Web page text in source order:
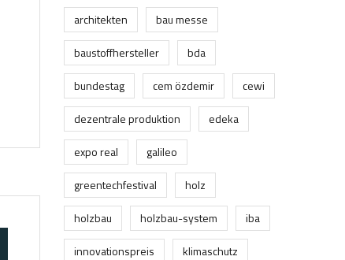
architekten
bau messe
baustoffhersteller
bda
bundestag
cem özdemir
cewi
dezentrale produktion
edeka
expo real
galileo
greentechfestival
holz
holzbau
holzbau-system
iba
innovationspreis
klimaschutz